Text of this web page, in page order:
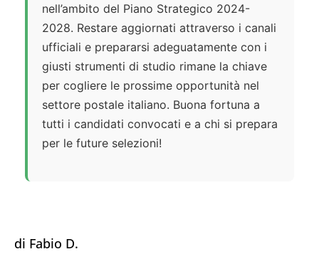
nell’ambito del Piano Strategico 2024-
2028. Restare aggiornati attraverso i canali
ufficiali e prepararsi adeguatamente con i
giusti strumenti di studio rimane la chiave
per cogliere le prossime opportunità nel
settore postale italiano. Buona fortuna a
tutti i candidati convocati e a chi si prepara
per le future selezioni!
di Fabio D.